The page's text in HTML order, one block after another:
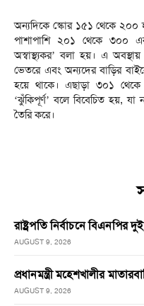
অন্যদিকে স্কোর ১৫১ থেকে ২০০
পাশাপাশি ২০১ থেকে ৩০০
অস্বাস্থ্যকর’ বলা হয়। এ
ভেতরে এবং অন্যদের বাড়ির
হয়ে থাকে। এছাড়া ৩০১
‘ঝুঁকিপূর্ণ’ বলে বিবেচিত হয়, যা
তৈরি করে।
রাষ্ট্রপতি নির্বাচনে বিএনপির
AUGUST 9, 2026
প্রধানমন্ত্রী মহেশখালীর
AUGUST 9, 2026